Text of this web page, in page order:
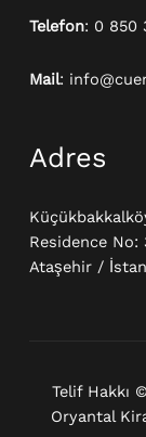
Telefon: 0 850
Mail:
Adres
Residence No:
Ataşehir /
Telif Hakkı
Oryantal